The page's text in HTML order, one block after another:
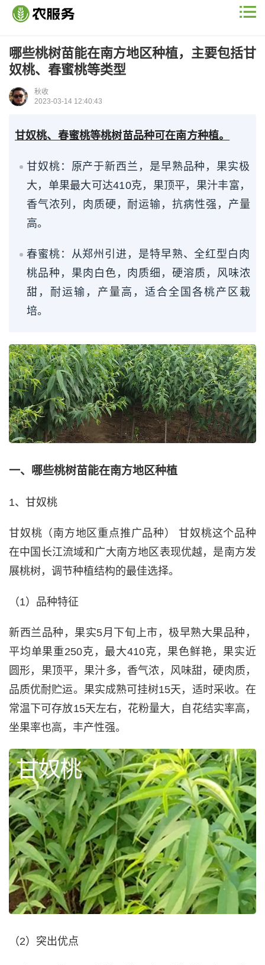
哪些桃树苗能在南方地区种植，主要包括甘
奴桃、春蜜桃等类型
秋收
2023-03-14 12:40:43
甘奴桃、春蜜桃等桃树苗品种可在南方种植。
甘奴桃：原产于新西兰，是早熟品种，果实极
大，单果最大可达410克，果顶平，果汁丰富，
香气浓列，肉质硬，耐运输，抗病性强，产量
高。
春蜜桃：从郑州引进，是特早熟、全红型白肉
桃品种，果肉白色，肉质细，硬溶质，风味浓
甜，耐运输，产量高，适合全国各桃产区栽
培。
一、哪些桃树苗能在南方地区种植
1、甘奴桃
甘奴桃（南方地区重点推广品种） 甘奴桃这个品种
在中国长江流域和广大南方地区表现优越，是南方发
展桃树，调节种植结构的最佳选择。
（1）品种特征
新西兰品种，果实5月下旬上市，极早熟大果品种，
平均单果重250克，最大410克，果色鲜艳，果实近
圆形，果顶平，果汁多，香气浓，风味甜，硬肉质，
品质优耐贮运。果实成熟可挂树15天，适时采收。在
常温下可存放15天左右，花粉量大，自花结实率高，
坐果率也高，丰产性强。
（2）突出优点